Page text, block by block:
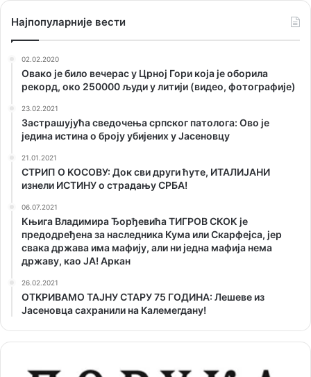
Наjпопуларније вести
02.02.2020
Овако је било вечерас у Црној Гори која је оборила
рекорд, око 250000 људи у литији (видео, фотографије)
23.02.2021
Застрашујућа сведочења српског патолога: Ово је
једина истина о броју убијених у Јасеновцу
21.01.2021
СТРИП О KОСОВУ: Док сви други ћуте, ИТАЛИЈАНИ
изнели ИСТИНУ о страдању СРБА!
06.07.2021
Књига Владимира Ђорђевића ТИГРОВ СКОК је
предодређена за наследника Кума или Скарфејса, јер
свака држава има мафију, али ни једна мафија нема
државу, као ЈА! Аркан
26.02.2021
ОТKРИВАМО ТАЈНУ СТАРУ 75 ГОДИНА: Лешеве из
Јасеновца сахранили на Kалемегдану!